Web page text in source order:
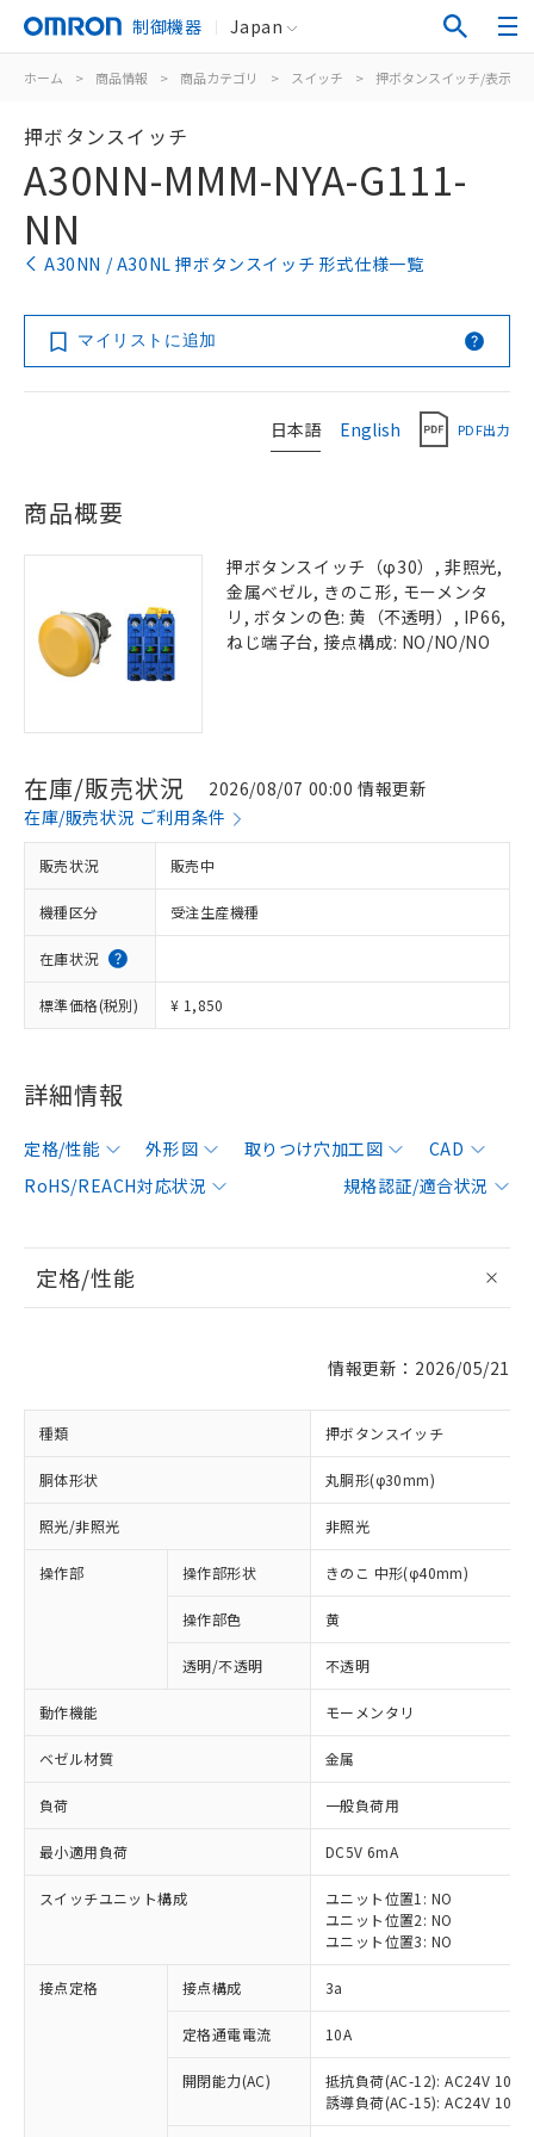
制御機器 Japan
ホーム > 商品情報 > 商品カテゴリ > スイッチ > 押ボタンスイッチ/表示灯
押ボタンスイッチ
A30NN-MMM-NYA-G111-
NN
A30NN / A30NL 押ボタンスイッチ 形式仕様一覧
マイリストに追加
日本語 English PDF出力
商品概要
押ボタンスイッチ（φ30）, 非照光,
金属ベゼル, きのこ形, モーメンタ
リ, ボタンの色: 黄（不透明）, IP66,
ねじ端子台, 接点構成: NO/NO/NO
在庫/販売状況
2026/08/07 00:00 情報更新
在庫/販売状況 ご利用条件
販売状況 販売中
機種区分 受注生産機種
在庫状況
標準価格(税別) ¥ 1,850
詳細情報
定格/性能 外形図 取りつけ穴加工図
CAD
RoHS/REACH対応状況
規格認証/適合状況
定格/性能
情報更新：2026/05/21
種類 押ボタンスイッチ
胴体形状 丸胴形(φ30mm)
照光/非照光 非照光
操作部 操作部形状 きのこ 中形(φ40mm)
操作部色 黄
透明/不透明 不透明
動作機能 モーメンタリ
ベゼル材質 金属
負荷 一般負荷用
最小適用負荷 DC5V 6mA
スイッチユニット構成
ユニット位置1: NO
ユニット位置2: NO
ユニット位置3: NO
接点定格 接点構成 3a
定格通電電流 10A
開閉能力(AC)
抵抗負荷(AC-12): AC24V 10A/
誘導負荷(AC-15): AC24V
※1 対応状況
対応済み：EU RoHS指令（10物質）の
非含有に対応した製品が提供可能な商品で
対応予定：EU RoHS指令（10物質）の非含